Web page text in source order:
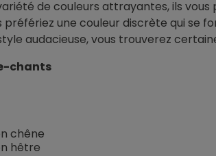
de couleurs attrayantes, ils
préfériez une couleur discrète qui se
audacieuse, vous trouverez
chants
chêne
hêtre